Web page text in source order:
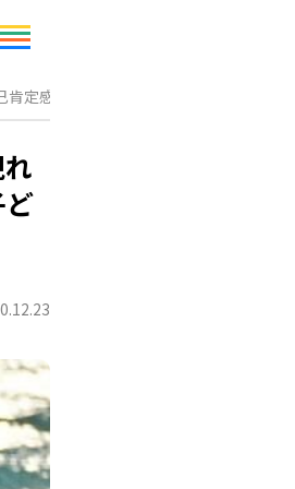
定感を高める、子どもと習い事のいい関